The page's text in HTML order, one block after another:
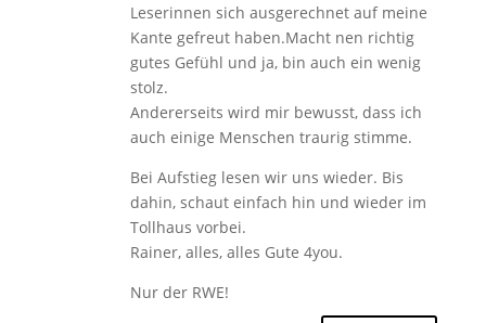
Leserinnen sich ausgerechnet auf meine
Kante gefreut haben.Macht nen richtig
gutes Gefühl und ja, bin auch ein wenig
stolz.
Andererseits wird mir bewusst, dass ich
auch einige Menschen traurig stimme.
Bei Aufstieg lesen wir uns wieder. Bis
dahin, schaut einfach hin und wieder im
Tollhaus vorbei.
Rainer, alles, alles Gute 4you.
Nur der RWE!